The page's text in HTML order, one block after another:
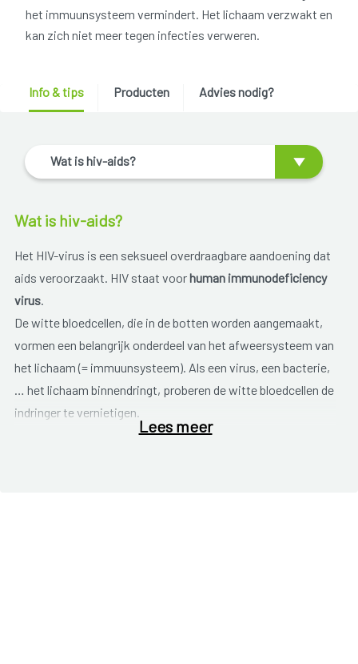
het immuunsysteem vermindert. Het lichaam verzwakt en
kan zich niet meer tegen infecties verweren.
Info & tips Producten Advies nodig?
Wat is hiv-aids?
Wat is hiv-aids?
Het HIV-virus is een seksueel overdraagbare aandoening dat
aids veroorzaakt. HIV staat voorhuman immunodeficiency
virus.
De witte bloedcellen, die in de botten worden aangemaakt,
vormen een belangrijk onderdeel van het afweersysteem van
het lichaam (= immuunsysteem). Als een virus, een bacterie,
… het lichaam binnendringt, proberen de witte bloedcellen de
indringer te vernietigen.
Lees meer